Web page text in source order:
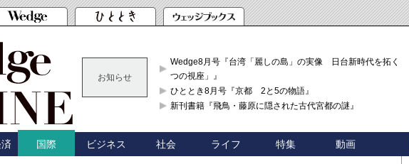
お知らせ
Wedge8月号『台湾「麗しの島」の実像 日台新時代を拓く「3
つの視座」』
ひととき8月号『京都 2と5の物語』
新刊書籍『飛鳥・藤原に隠された古代宮都の謎』
国際 ビジネス 社会 ライフ 特集 動画